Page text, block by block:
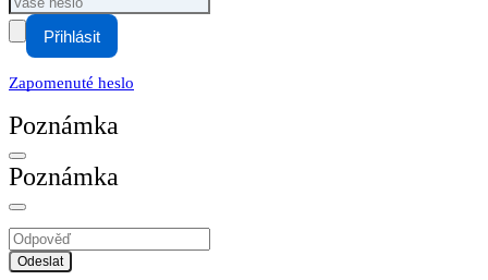
Přihlásit
Zapomenuté heslo
Poznámka
Poznámka
Odeslat